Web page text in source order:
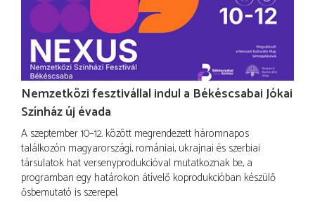
Nemzetközi fesztivállal indul a Békéscsabai Jókai
Színház új évada
A szeptember 10–12. között megrendezett háromnapos
találkozón magyarországi, romániai, ukrajnai és szerbiai
társulatok hat versenyprodukcióval mutatkoznak be, a
programban egy határokon átívelő koprodukcióban készülő
ősbemutató is szerepel.